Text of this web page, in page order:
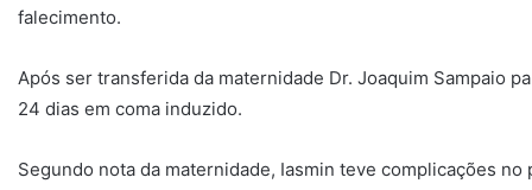
falecimento.
Após ser transferida da maternidade Dr. Joaquim Sampaio
24 dias em coma induzido.
Segundo nota da maternidade, Iasmin teve complicações